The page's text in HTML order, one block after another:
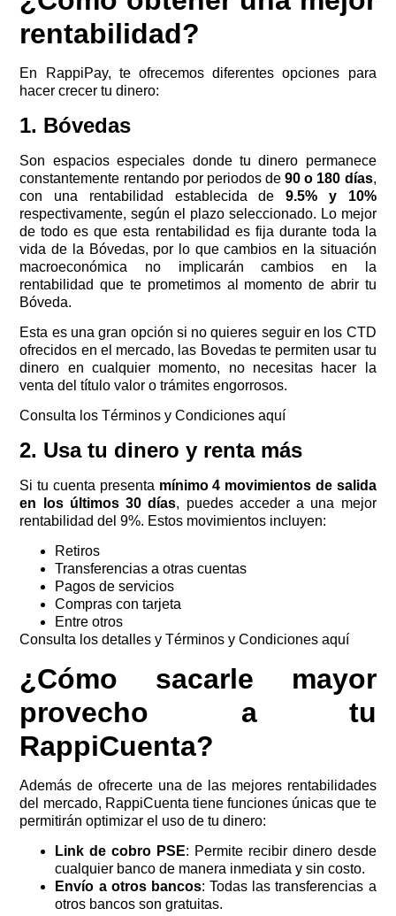
rentabilidad?
En RappiPay, te ofrecemos diferentes opciones para
hacer crecer tu dinero:
1. Bóvedas
Son espacios especiales donde tu dinero permanece
constantemente rentando por periodos de90 o 180 días,
con una rentabilidad establecida de9.5% y 10%
respectivamente, según el plazo seleccionado. Lo mejor
de todo es que esta rentabilidad es fija durante toda la
vida de la Bóvedas, por lo que cambios en la situación
macroeconómica no implicarán cambios en la
rentabilidad que te prometimos al momento de abrir tu
Bóveda.
Esta es una gran opción si no quieres seguir en los CTD
ofrecidos en el mercado, las Bovedas te permiten usar tu
dinero en cualquier momento, no necesitas hacer la
venta del título valor o trámites engorrosos.
Consulta los Términos y Condiciones aquí
2. Usa tu dinero y renta más
Si tu cuenta presenta mínimo 4 movimientos de salida
en los últimos 30 días, puedes acceder a una mejor
rentabilidad del 9%. Estos movimientos incluyen:
Retiros
Transferencias a otras cuentas
Pagos de servicios
Compras con tarjeta
Entre otros
Consulta los detalles y Términos y Condiciones aquí
¿Cómo sacarle mayor
provecho a tu
RappiCuenta?
Además de ofrecerte una de las mejores rentabilidades
del mercado, RappiCuenta tiene funciones únicas que te
permitirán optimizar el uso de tu dinero:
Link de cobro PSE: Permite recibir dinero desde
cualquier banco de manera inmediata y sin costo.
Envío a otros bancos: Todas las transferencias a
otros bancos son gratuitas.